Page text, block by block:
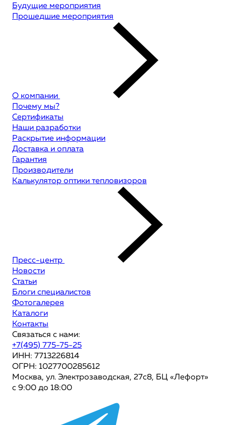
Будущие мероприятия
Прошедшие мероприятия
О компании
Почему мы?
Сертификаты
Наши разработки
Раскрытие информации
Доставка и оплата
Гарантия
Производители
Калькулятор оптики тепловизоров
Пресс-центр
Новости
Статьи
Блоги специалистов
Фотогалерея
Каталоги
Контакты
Связаться с нами:
+7(495) 775-75-25
ИНН: 7713226814
ОГРН: 1027700285612
Москва, ул. Электрозаводская, 27с8, БЦ «Лефорт»
с 9:00 до 18:00